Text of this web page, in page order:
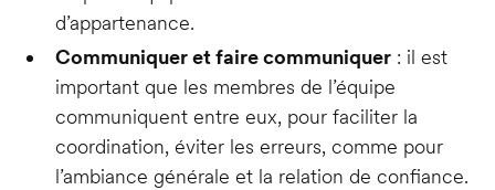
d’appartenance.
Communiquer et faire communiquer : il est
important que les membres de l’équipe
communiquent entre eux, pour faciliter la
coordination, éviter les erreurs, comme pour
l’ambiance générale et la relation de confiance.